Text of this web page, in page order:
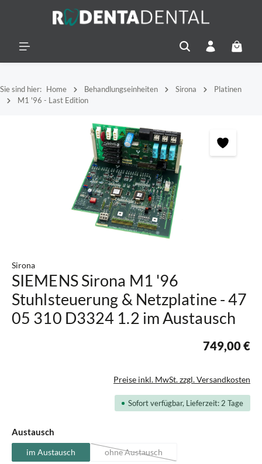
Sie sind hier: Home Behandlungseinheiten Sirona
Platinen
M1 '96 - Last Edition
Bildergalerie überspringen
Sirona
SIEMENS Sirona M1 '96
Stuhlsteuerung & Netzplatine - 47
05 310 D3324 1.2 im Austausch
749,00 €
Preise inkl. MwSt. zzgl. Versandkosten
Sofort verfügbar, Lieferzeit: 2 Tage
Austausch
im Austausch ohne Austausch
(Diese Option ist zurzeit nicht verfügbar.)